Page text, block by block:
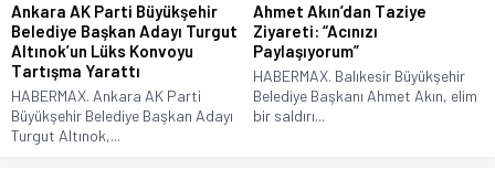
Ankara AK Parti Büyükşehir
Belediye Başkan Adayı Turgut
Altınok’un Lüks Konvoyu
Tartışma Yarattı
HABERMAX. Ankara AK Parti
Büyükşehir Belediye Başkan Adayı
Turgut Altınok,...
Ahmet Akın’dan Taziye
Ziyareti: “Acınızı
Paylaşıyorum”
HABERMAX. Balıkesir Büyükşehir
Belediye Başkanı Ahmet Akın, elim
bir saldırı...